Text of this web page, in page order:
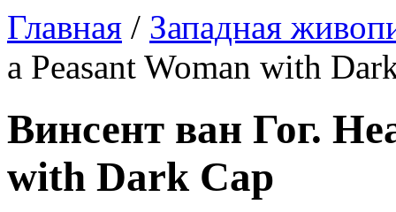
Главная / Западная
a Peasant Woman with
Винсент ван Гог.
with Dark Cap